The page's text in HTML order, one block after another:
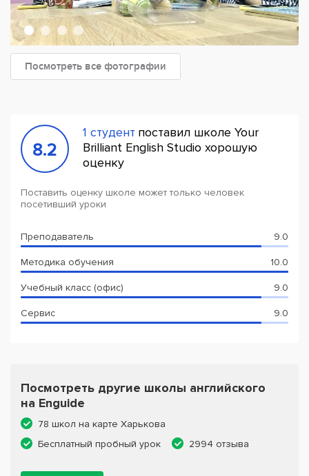
Посмотреть все фотографии
8.2
1 студент поставил школе Your
Brilliant English Studio хорошую
оценку
Поставить оценку школе может только человек
посетивший уроки
Преподаватель 9.0
Методика обучения 10.0
Учебный класс (офис) 9.0
Сервис 9.0
Посмотреть другие школы английского
на Enguide
78 школ на карте Харькова
Бесплатный пробный урок
2994 отзыва